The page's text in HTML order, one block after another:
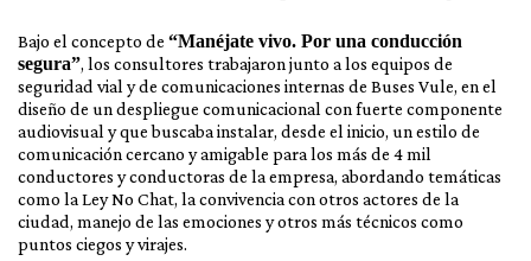
Bajo el concepto de “Manéjate vivo. Por una conducción
segura”, los consultores trabajaron junto a los equipos de
seguridad vial y de comunicaciones internas de Buses Vule, en el
diseño de un despliegue comunicacional con fuerte componente
audiovisual y que buscaba instalar, desde el inicio, un estilo de
comunicación cercano y amigable para los más de 4 mil
conductores y conductoras de la empresa, abordando temáticas
como la Ley No Chat, la convivencia con otros actores de la
ciudad, manejo de las emociones y otros más técnicos como
puntos ciegos y virajes.